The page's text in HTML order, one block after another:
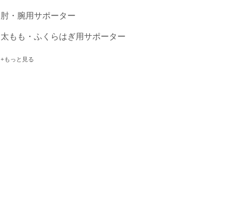
肘・腕用サポーター
太もも・ふくらはぎ用サポーター
もっと見る